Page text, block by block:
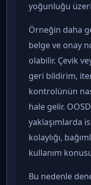
yoğunluğu
Örneğin daha
belge ve onay
olabilir. Çevik
geri bildirim,
kontrolünün
hale gelir.
yaklaşımlarda
kolaylığı,
kullanım
Bu nedenle